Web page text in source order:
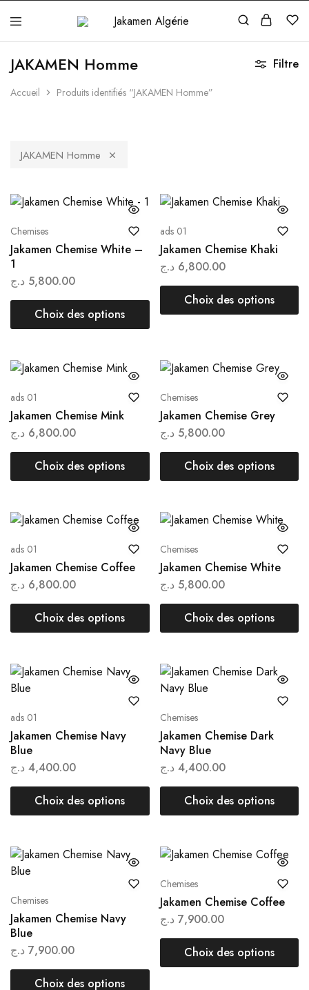
Jakamen
Algérie
JAKAMEN Homme
Accueil Produits identifiés “JAKAMEN Homme”
Filtre
JAKAMEN Homme
Chemises
Jakamen Chemise White –
1
5,800.00 د.ج
Choix des options
ads 01
Jakamen Chemise Khaki
6,800.00 د.ج
Choix des options
ads 01
Jakamen Chemise Mink
6,800.00 د.ج
Choix des options
Chemises
Jakamen Chemise Grey
5,800.00 د.ج
Choix des options
ads 01
Jakamen Chemise Coffee
6,800.00 د.ج
Choix des options
Chemises
Jakamen Chemise White
5,800.00 د.ج
Choix des options
ads 01
Jakamen Chemise Navy
Blue
4,400.00 د.ج
Choix des options
Chemises
Jakamen Chemise Dark
Navy Blue
4,400.00 د.ج
Choix des options
Chemises
Jakamen Chemise Navy
Blue
7,900.00 د.ج
Choix des options
Chemises
Jakamen Chemise Coffee
7,900.00 د.ج
Choix des options